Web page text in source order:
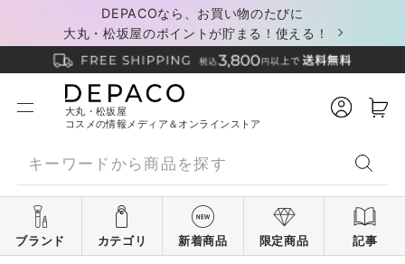
DEPACOなら、お買い物のたびに
大丸・松坂屋のポイントが貯まる！使える！
大丸・松坂屋
コスメの情報メディア＆オンラインストア
ブランド カテゴリ 新着商品 限定商品 記事